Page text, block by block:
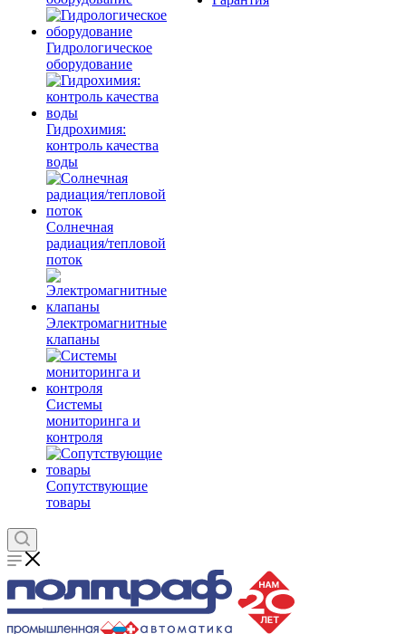
Гидрологическое
оборудование
Гидрохимия:
контроль качества
воды
Солнечная
радиация/тепловой
поток
Электромагнитные
клапаны
Системы
мониторинга и
контроля
Сопутствующие
товары